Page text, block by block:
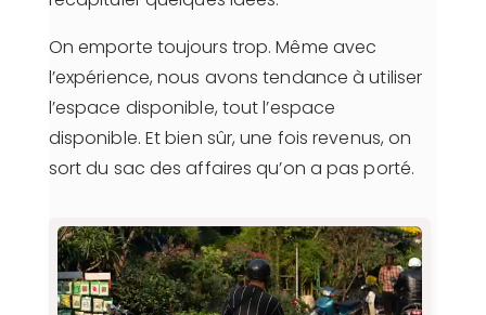
On emporte toujours trop. Même avec
l’expérience, nous avons tendance à utiliser
l’espace disponible, tout l’espace
disponible. Et bien sûr, une fois revenus, on
sort du sac des affaires qu’on a pas porté.